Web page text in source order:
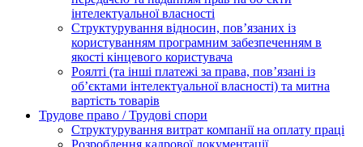
інтелектуальної власності
Структурування відносин, пов’язаних із
користуванням програмним забезпеченням в
якості кінцевого користувача
Роялті (та інші платежі за права, пов’язані із
об’єктами інтелектуальної власності) та митна
вартість товарів
Трудове право / Трудові спори
Cтруктурування витрат компанії на оплату праці